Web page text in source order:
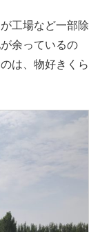
工場など一部除
余っているの
は、物好きくら